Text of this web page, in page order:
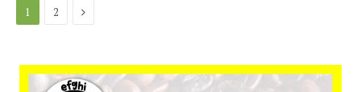
1 2 Next